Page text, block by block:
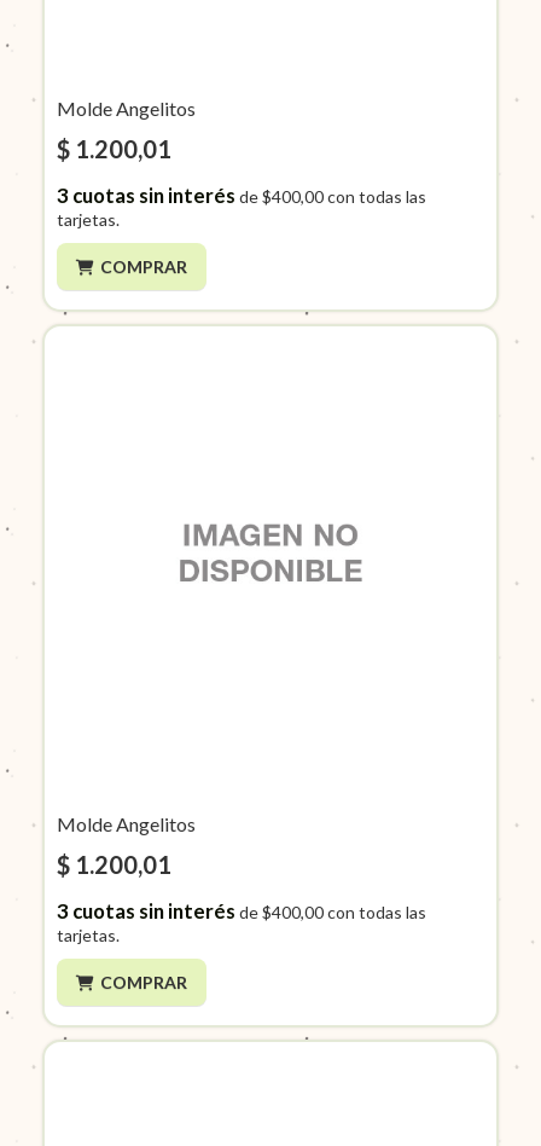
Molde Angelitos
$ 1.200,01
3cuotas sin interés de$400,00con todas las
tarjetas.
COMPRAR
Molde Angelitos
$ 1.200,01
3cuotas sin interés de$400,00con todas las
tarjetas.
COMPRAR